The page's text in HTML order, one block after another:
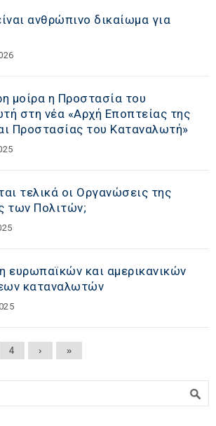
ανθρώπινο δικαίωμα για
μοίρα η Προστασία του
στη νέα «Αρχή Εποπτείας της
Προστασίας του Καταναλωτή»
τελικά οι Οργανώσεις της
των Πολιτών;
ευρωπαϊκών και αμερικανικών
καταναλωτών
4 › »